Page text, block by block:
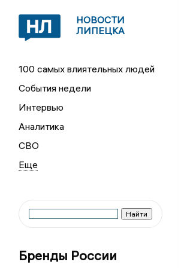
НОВОСТИ
ЛИПЕЦКА
100 самых влиятельных людей
События недели
Интервью
Аналитика
СВО
Бренды России